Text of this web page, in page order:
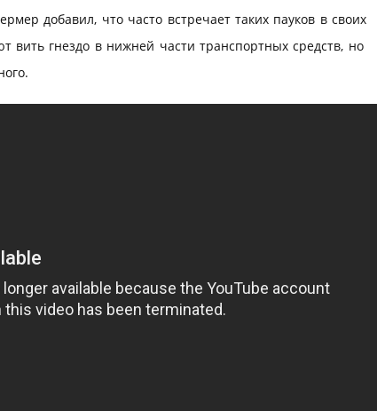
добавил, что часто встречает таких пауков в своих
вить гнездо в нижней части транспортных средств, но